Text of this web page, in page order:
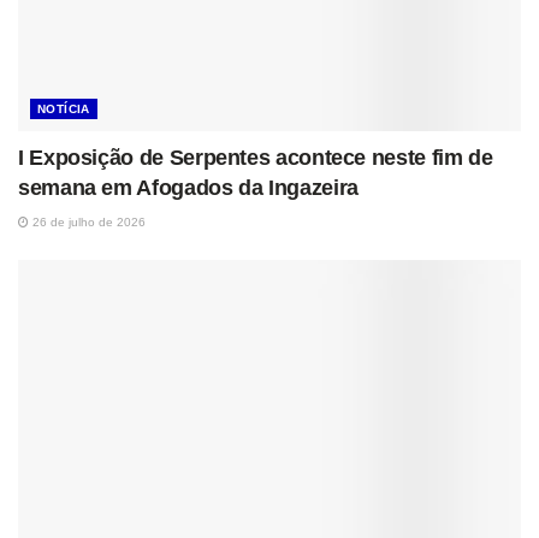
NOTÍCIA
I Exposição de Serpentes acontece neste fim de
semana em Afogados da Ingazeira
26 de julho de 2026